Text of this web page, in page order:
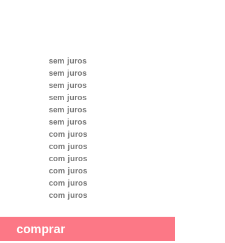
sem juros
sem juros
sem juros
sem juros
sem juros
sem juros
com juros
com juros
com juros
com juros
com juros
com juros
comprar